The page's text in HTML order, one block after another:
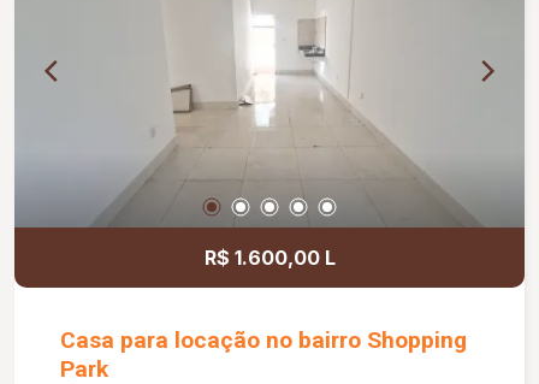
R$ 1.600,00 L
Casa para locação no bairro Shopping
Park